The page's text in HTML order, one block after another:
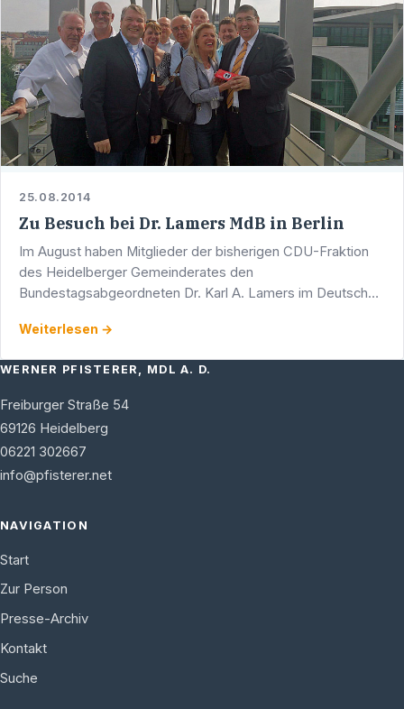
25.08.2014
Zu Besuch bei Dr. Lamers MdB in Berlin
Im August haben Mitglieder der bisherigen CDU-Fraktion
des Heidelberger Gemeinderates den
Bundestagsabgeordneten Dr. Karl A. Lamers im Deutschen
Diskussion über alle …
Weiterlesen →
WERNER PFISTERER, MDL A. D.
Freiburger Straße 54
69126 Heidelberg
06221 302667
info@pfisterer.net
NAVIGATION
Start
Zur Person
Presse-Archiv
Kontakt
Suche